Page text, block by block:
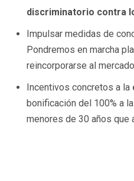
discriminatorio contra
Impulsar medidas de
Pondremos en marcha
reincorporarse al
Incentivos concretos a la
bonificación del 100% a
menores de 30 años que